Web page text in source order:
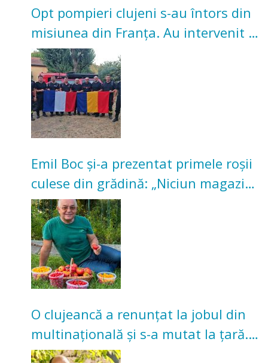
Opt pompieri clujeni s-au întors din
misiunea din Franța. Au intervenit la
incendii de vegetație și pădure
Emil Boc și-a prezentat primele roșii
culese din grădină: „Niciun magazin
nu poate oferi această satisfacție”
O clujeancă a renunțat la jobul din
multinațională și s-a mutat la țară.
Acum cultivă legume în grădina